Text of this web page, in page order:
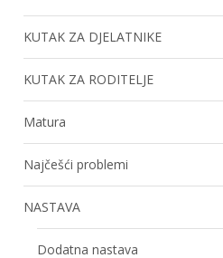
KUTAK ZA DJELATNIKE
KUTAK ZA RODITELJE
Matura
Najčešći problemi
NASTAVA
Dodatna nastava